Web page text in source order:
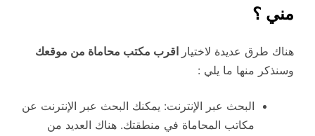
مني ؟
هناك طرق عديدة لاختيار اقرب مكتب محاماة من موقعك
وسنذكر منها ما يلي :
البحث عبر الإنترنت: يمكنك البحث عبر الإنترنت عن
مكاتب المحاماة في منطقتك. هناك العديد من